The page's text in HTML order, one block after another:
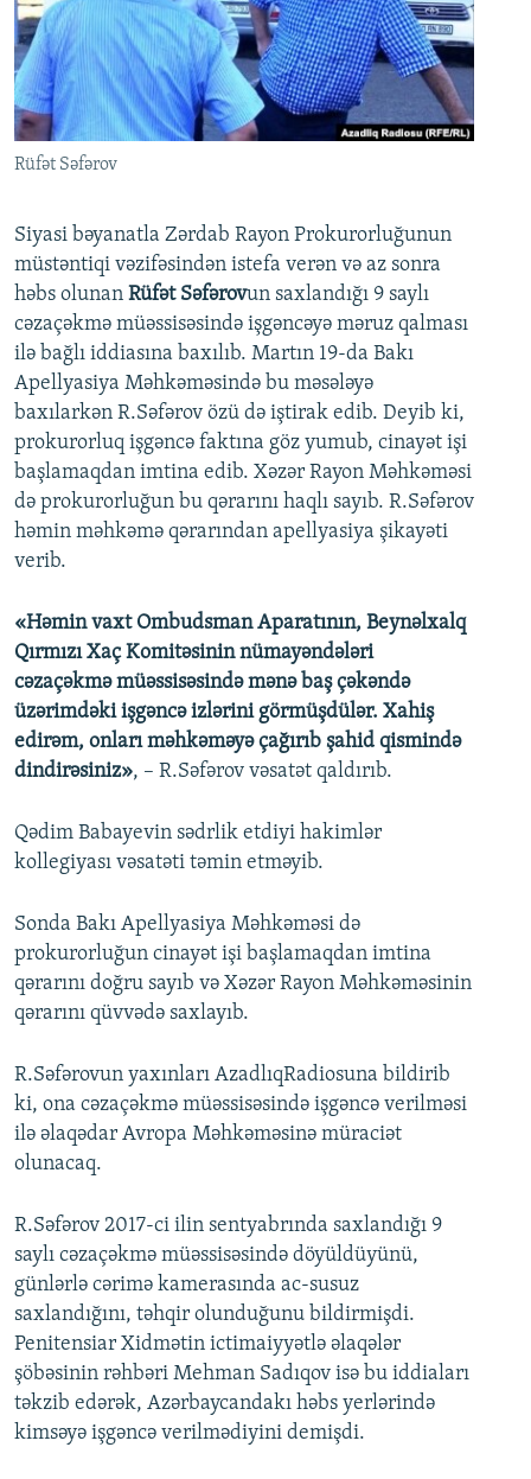
İNFOQRAFIKA
KARIKATURA
AZƏRBAYCAN ƏDƏBIYYATI KITABXANASI
İSLAM VƏ DEMOKRATIYA
İZ - MƏDƏNIYYƏT PROQRAMI
MISSIYAMIZ
PEŞƏ ETIKASI VƏ JURNALISTIKA STANDARTLARIMIZ
MATERIALLARIMIZDAN ISTIFADƏ
AZADLIQRADIOSU MOBIL TELEFONUNUZDA
XƏBƏR BÜLLETENLƏRIMIZ
BIZI IZLƏ
RFE/RL-in bütün saytları
Rüfət Səfərov
Siyasi bəyanatla Zərdab Rayon Prokurorluğunun
müstəntiqi vəzifəsindən istefa verən və az sonra
həbs olunan Rüfət Səfərovun saxlandığı 9 saylı
cəzaçəkmə müəssisəsində işgəncəyə məruz qalması
ilə bağlı iddiasına baxılıb. Martın 19-da Bakı
Apellyasiya Məhkəməsində bu məsələyə
baxılarkən R.Səfərov özü də iştirak edib. Deyib ki,
prokurorluq işgəncə faktına göz yumub, cinayət işi
başlamaqdan imtina edib. Xəzər Rayon Məhkəməsi
də prokurorluğun bu qərarını haqlı sayıb. R.Səfərov
həmin məhkəmə qərarından apellyasiya şikayəti
verib.
«Həmin vaxt Ombudsman Aparatının, Beynəlxalq
Qırmızı Xaç Komitəsinin nümayəndələri
cəzaçəkmə müəssisəsində mənə baş çəkəndə
üzərimdəki işgəncə izlərini görmüşdülər. Xahiş
edirəm, onları məhkəməyə çağırıb şahid qismində
dindirəsiniz», – R.Səfərov vəsatət qaldırıb.
Qədim Babayevin sədrlik etdiyi hakimlər
kollegiyası vəsatəti təmin etməyib.
Sonda Bakı Apellyasiya Məhkəməsi də
prokurorluğun cinayət işi başlamaqdan imtina
qərarını doğru sayıb və Xəzər Rayon Məhkəməsinin
qərarını qüvvədə saxlayıb.
R.Səfərovun yaxınları AzadlıqRadiosuna bildirib
ki, ona cəzaçəkmə müəssisəsində işgəncə verilməsi
ilə əlaqədar Avropa Məhkəməsinə müraciət
olunacaq.
R.Səfərov 2017-ci ilin sentyabrında saxlandığı 9
saylı cəzaçəkmə müəssisəsində döyüldüyünü,
günlərlə cərimə kamerasında ac-susuz
saxlandığını, təhqir olunduğunu bildirmişdi.
Penitensiar Xidmətin ictimaiyyətlə əlaqələr
şöbəsinin rəhbəri Mehman Sadıqov isə bu iddiaları
təkzib edərək, Azərbaycandakı həbs yerlərində
kimsəyə işgəncə verilmədiyini demişdi.